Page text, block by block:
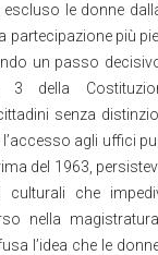
le donne
partecipazione più
un passo
3 della
senza
l’accesso agli uffici
del 1963,
culturali che
nella
l’idea che le